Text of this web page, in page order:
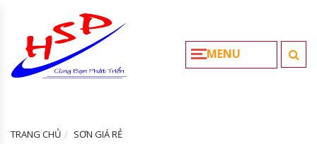
MENU
TRANG CHỦ
SƠN GIÁ RẺ